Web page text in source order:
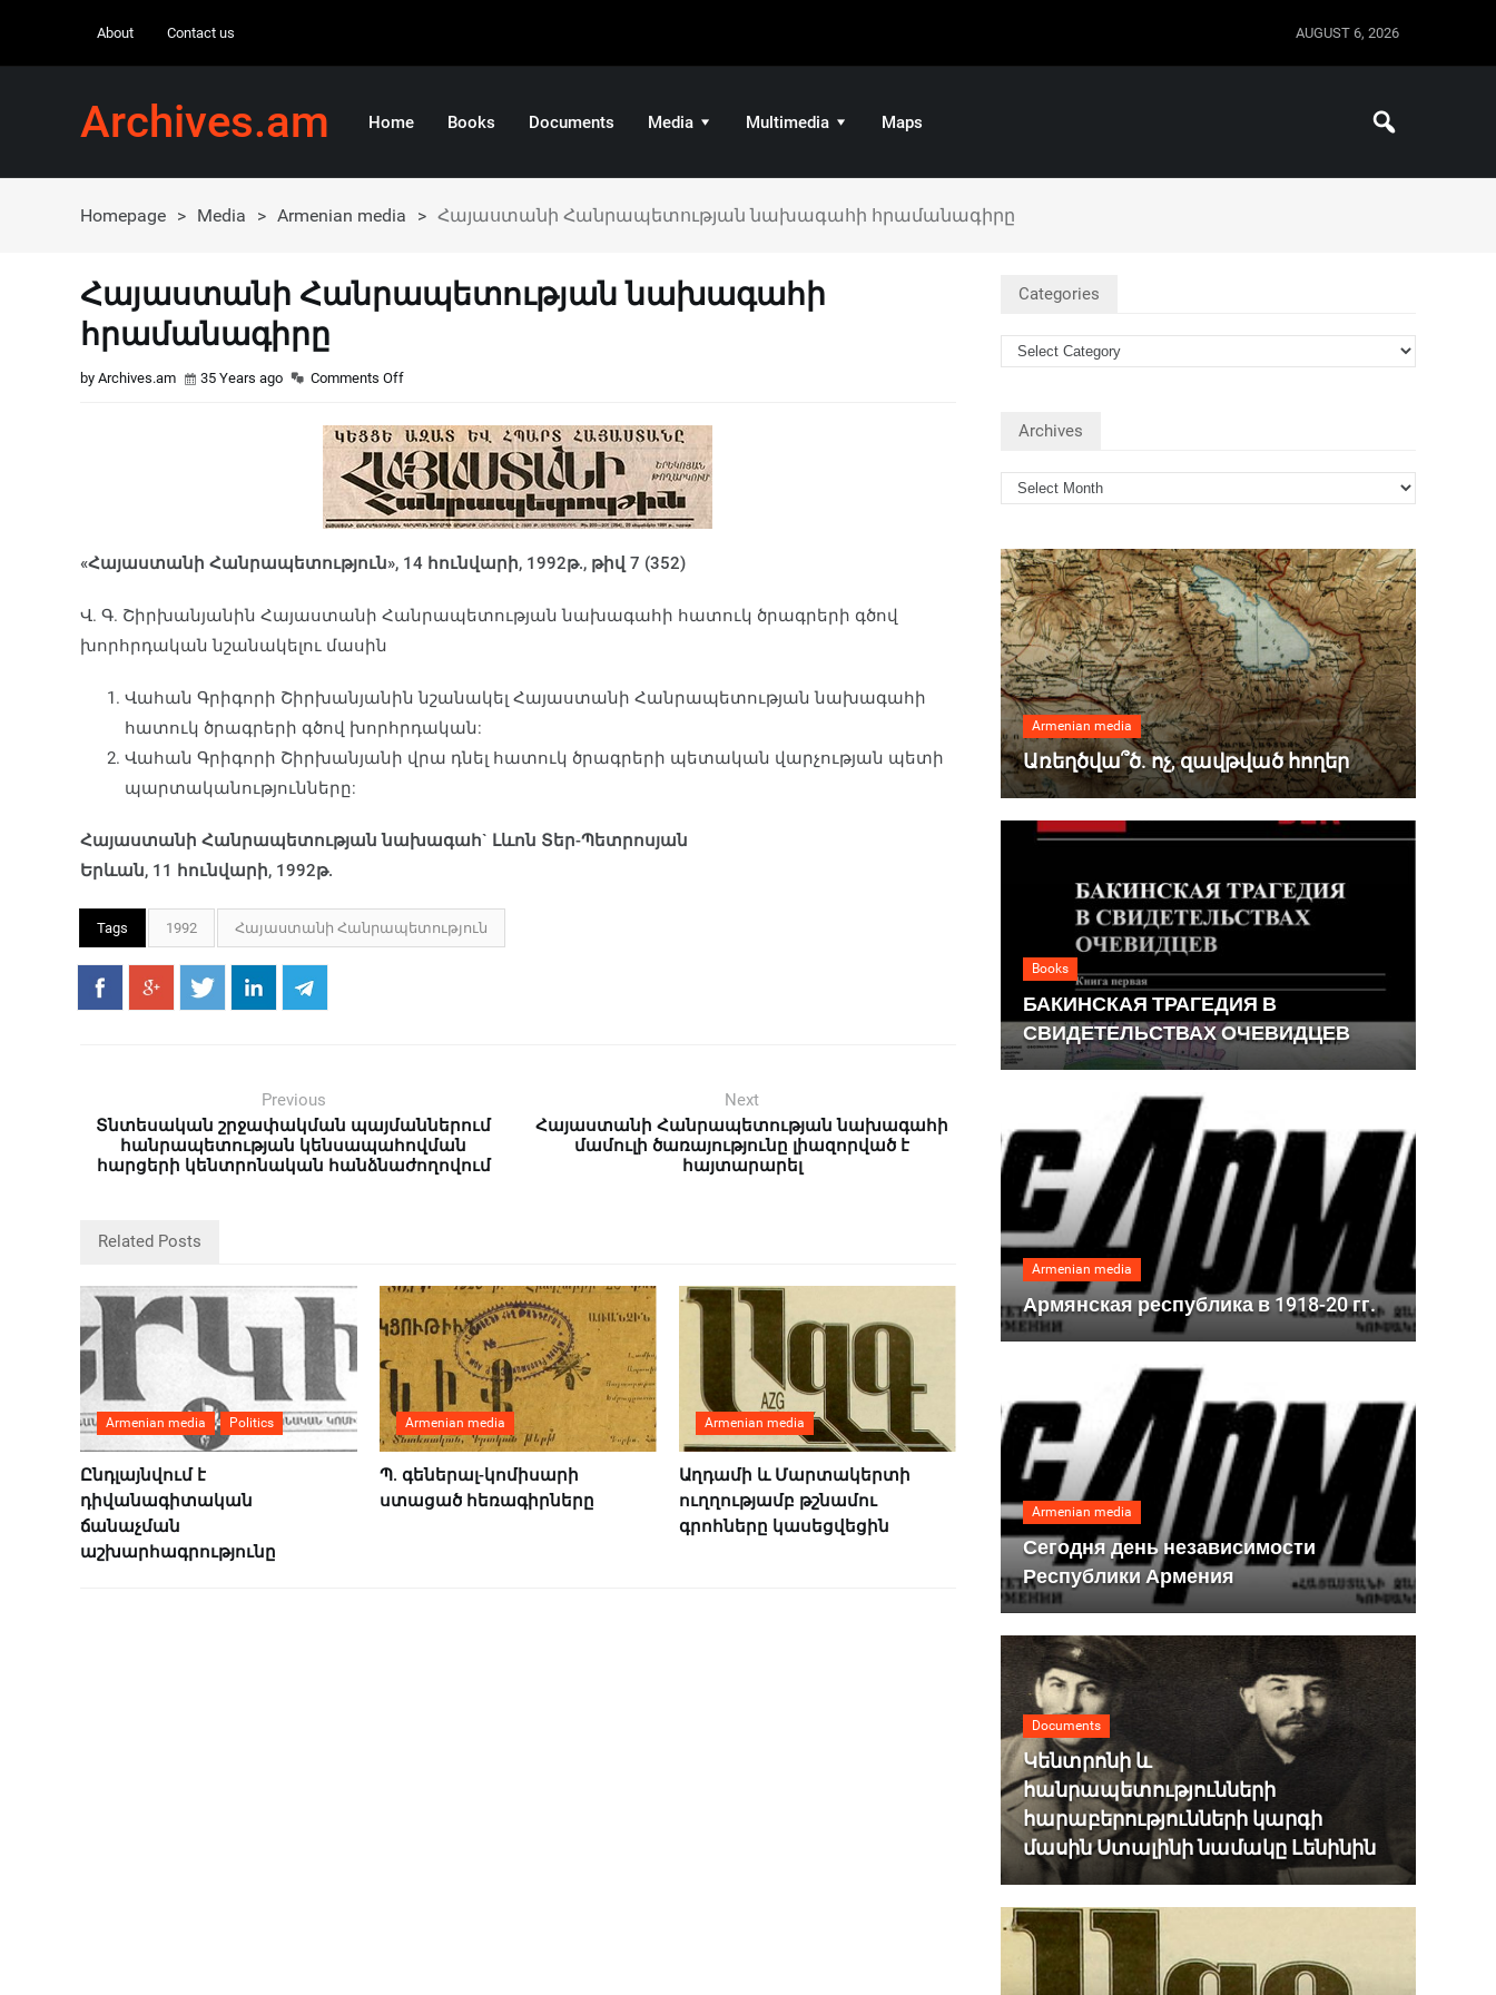
About Contact us AUGUST 6, 2026
Archives.am Home Books Documents Media Multimedia Maps
Homepage > Media > Armenian media > Հայաստանի Հանրապետության նախագահի հրամանագիրը
Հայաստանի Հանրապետության նախագահի
հրամանագիրը
by Archives.am 35 Years ago Comments Off
«Հայաստանի Հանրապետություն», 14 հունվարի, 1992թ., թիվ 7 (352)
Վ. Գ. Շիրխանյանին Հայաստանի Հանրապետության նախագահի հատուկ ծրագրերի գծով
խորհրդական նշանակելու մասին
Վահան Գրիգորի Շիրխանյանին նշանակել Հայաստանի Հանրապետության նախագահի
հատուկ ծրագրերի գծով խորհրդական:
Վահան Գրիգորի Շիրխանյանի վրա դնել հատուկ ծրագրերի պետական վարչության պետի
պարտականությունները:
Հայաստանի Հանրապետության նախագահ` Լևոն Տեր-Պետրոսյան
Երևան, 11 հունվարի, 1992թ.
Tags 1992 Հայաստանի Հանրապետություն
Previous
Տնտեսական շրջափակման պայմաններում
հանրապետության կենսապահովման
հարցերի կենտրոնական հանձնաժողովում
Next
Հայաստանի Հանրապետության նախագահի
մամուլի ծառայությունը լիազորված է
հայտարարել
Related Posts
Armenian media Politics
Ընդլայնվում է
դիվանագիտական
ճանաչման
աշխարհագրությունը
Armenian media
Պ. գեներալ-կոմիսարի
ստացած հեռագիրները
Armenian media
Աղդամի և Մարտակերտի
ուղղությամբ թշնամու
գրոհները կասեցվեցին
Categories
Archives
Armenian media
Առեղծվա՞ծ. ոչ, զավթված հողեր
Books
БАКИНСКАЯ ТРАГЕДИЯ В
СВИДЕТЕЛЬСТВАХ ОЧЕВИДЦЕВ
Armenian media
Армянская республика в 1918-20 гг.
Armenian media
Сегодня день независимости
Республики Армения
Documents
Կենտրոնի և
հանրապետությունների
հարաբերությունների կարգի
մասին Ստալինի նամակը Լենինին